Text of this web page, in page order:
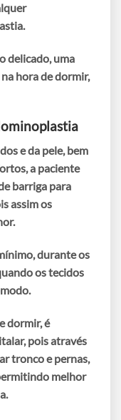
delicado, uma
hora de dormir,
e da pele, bem
a paciente
barriga para
assim os
durante os
os tecidos
dormir, é
, pois através
tronco e pernas,
melhor